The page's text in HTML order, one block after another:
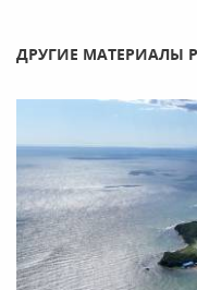
ДРУГИЕ МАТЕРИАЛЫ